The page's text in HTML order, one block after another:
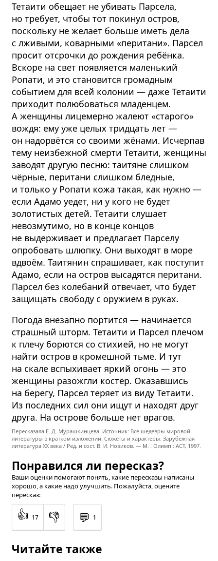
Тетаити обещает не убивать Парсела,
но требует, чтобы тот покинул остров,
поскольку не желает больше иметь дела
с лживыми, коварными «перитани». Парсел
просит отсрочки до рождения ребёнка.
Вскоре на свет появляется маленький
Ропати, и это становится громадным
событием для всей колонии — даже Тетаити
приходит полюбоваться младенцем.
А женщины лицемерно жалеют «старого»
вождя: ему уже целых тридцать лет —
он надорвётся со своими жёнами. Исчерпав
тему неизбежной смерти Тетаити, женщины
заводят другую песню: таитяне слишком
чёрные, перитани слишком бледные,
и только у Ропати кожа такая, как нужно —
если Адамо уедет, ни у кого не будет
золотистых детей. Тетаити слушает
невозмутимо, но в конце концов
не выдерживает и предлагает Парселу
опробовать шлюпку. Они выходят в море
вдвоём. Таитянин спрашивает, как поступит
Адамо, если на остров высадятся перитани.
Парсел без колебаний отвечает, что будет
защищать свободу с оружием в руках.
Погода внезапно портится — начинается
страшный шторм. Тетаити и Парсел плечом
к плечу борются со стихией, но не могут
найти остров в кромешной тьме. И тут
на скале вспыхивает яркий огонь — это
женщины разожгли костёр. Оказавшись
на берегу, Парсел теряет из виду Тетаити.
Из последних сил они ищут и находят друг
друга. На острове больше нет врагов.
Пересказала Е. Д. Мурашкинцева. Источник: Все шедевры мировой
литературы в кратком изложении. Сюжеты и характеры. Зарубежная
литература XX века / Ред. и сост. В. И. Новиков. — М. : Олимп : ACT, 1997.
Понравился ли пересказ?
Ваши оценки помогают понять, какие пересказы написаны
хорошо, а какие надо улучшить. Пожалуйста, оцените
пересказ:
👍 17 👎 💬 1
Читайте также